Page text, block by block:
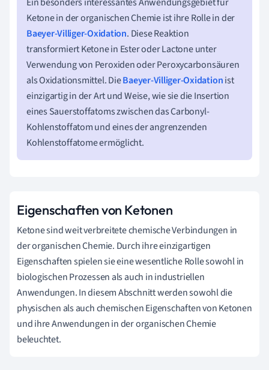
Ketone in der organischen Chemie ist ihre Rolle in der
Baeyer-Villiger-Oxidation. Diese Reaktion
transformiert Ketone in Ester oder Lactone unter
Verwendung von Peroxiden oder Peroxycarbonsäuren
als Oxidationsmittel. DieBaeyer-Villiger-Oxidationist
einzigartig in der Art und Weise, wie sie die Insertion
eines Sauerstoffatoms zwischen das Carbonyl-
Kohlenstoffatom und eines der angrenzenden
Kohlenstoffatome ermöglicht.
Eigenschaften von Ketonen
Ketone sind weit verbreitete chemische Verbindungen in
der organischen Chemie. Durch ihre einzigartigen
Eigenschaften spielen sie eine wesentliche Rolle sowohl in
biologischen Prozessen als auch in industriellen
Anwendungen. In diesem Abschnitt werden sowohl die
physischen als auch chemischen Eigenschaften von Ketonen
und ihre Anwendungen in der organischen Chemie
beleuchtet.